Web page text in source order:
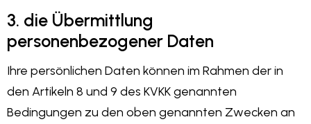
3. die Übermittlung
personenbezogener Daten
Ihre persönlichen Daten können im Rahmen der in
den Artikeln 8 und 9 des KVKK genannten
Bedingungen zu den oben genannten Zwecken an